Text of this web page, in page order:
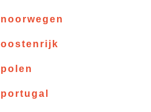
noorwegen
oostenrijk
polen
portugal